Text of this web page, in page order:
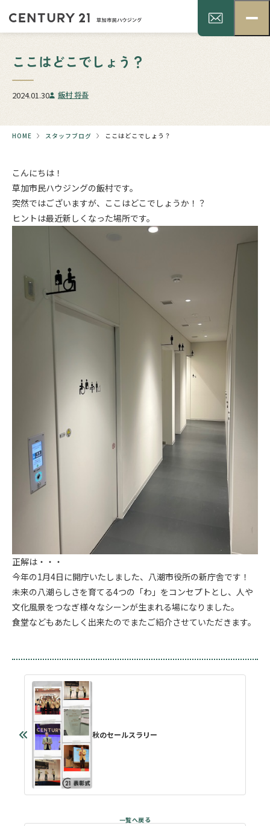
ここはどこでしょう？
2024.01.30 飯村 将吾
HOME スタッフブログ ここはどこでしょう？
こんにちは！
草加市民ハウジングの飯村です。
突然ではございますが、ここはどこでしょうか！？
ヒントは最近新しくなった場所です。
正解は・・・
今年の1月4日に開庁いたしました、八潮市役所の新庁舎です！
未来の八潮らしさを育てる4つの「わ」をコンセプトとし、人や
文化風景をつなぎ様々なシーンが生まれる場になりました。
食堂などもあたしく出来たのでまたご紹介させていただきます。
秋のセールスラリー